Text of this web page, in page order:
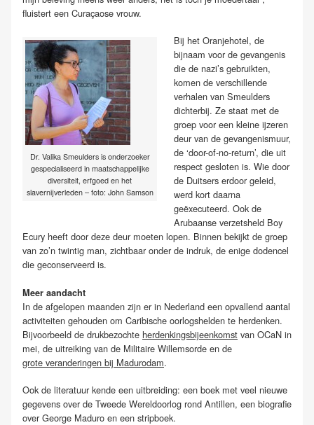
fluistert een Curaçaose vrouw.
Dr. Valika Smeulders is onderzoeker
gespecialiseerd in maatschappelijke
diversiteit, erfgoed en het
slavernijverleden – foto: John Samson
Bij het Oranjehotel, de
bijnaam voor de gevangenis
die de nazi’s gebruikten,
komen de verschillende
verhalen van Smeulders
dichterbij. Ze staat met de
groep voor een kleine ijzeren
deur van de gevangenismuur,
de ‘door-of-no-return’, die uit
respect gesloten is. Wie door
de Duitsers erdoor geleid,
werd kort daarna
geëxecuteerd. Ook de
Arubaanse verzetsheld Boy
Ecury heeft door deze deur moeten lopen. Binnen bekijkt de groep
van zo’n twintig man, zichtbaar onder de indruk, de enige dodencel
die geconserveerd is.
Meer aandacht
In de afgelopen maanden zijn er in Nederland een opvallend aantal
activiteiten gehouden om Caribische oorlogshelden te herdenken.
Bijvoorbeeld de drukbezochte herdenkingsbijeenkomst van OCaN in
mei, de uitreiking van de Militaire Willemsorde en de
grote veranderingen bij Madurodam.
Ook de literatuur kende een uitbreiding: een boek met veel nieuwe
gegevens over de Tweede Wereldoorlog rond Antillen, een biografie
over George Maduro en een stripboek.